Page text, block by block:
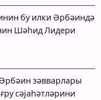
бу илки Әрбәиндә
Шәһид Лидери
зәвварлары
сәјаһәтләрини